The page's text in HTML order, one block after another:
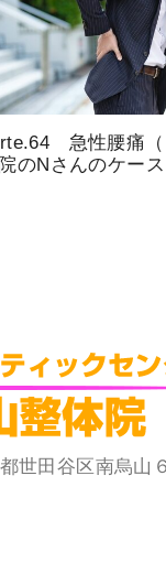
急性腰痛（
のNさんのケース
世田谷区南烏山